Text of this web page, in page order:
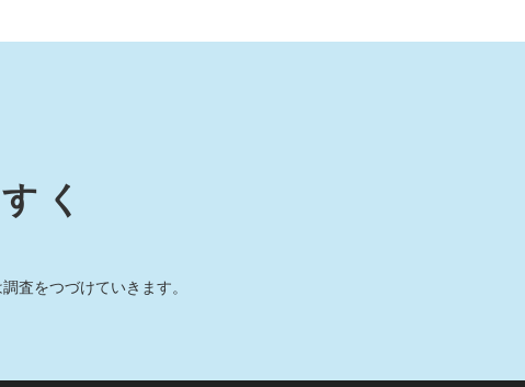
く
査をつづけていきます。